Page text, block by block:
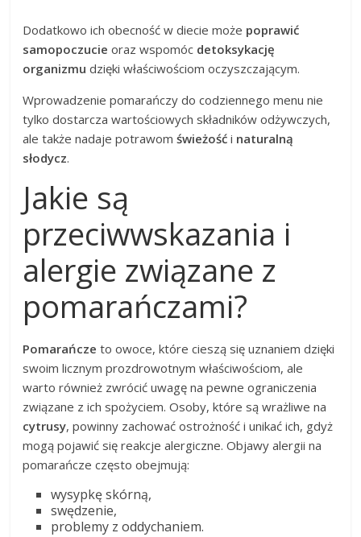
Dodatkowo ich obecność w diecie może poprawić
samopoczucie oraz wspomóc detoksykację
organizmu dzięki właściwościom oczyszczającym.
Wprowadzenie pomarańczy do codziennego menu nie
tylko dostarcza wartościowych składników odżywczych,
ale także nadaje potrawomświeżość i naturalną
słodycz.
Jakie są
przeciwwskazania i
alergie związane z
pomarańczami?
Pomarańcze to owoce, które cieszą się uznaniem dzięki
swoim licznym prozdrowotnym właściwościom, ale
warto również zwrócić uwagę na pewne ograniczenia
związane z ich spożyciem. Osoby, które są wrażliwe na
cytrusy, powinny zachować ostrożność i unikać ich, gdyż
mogą pojawić się reakcje alergiczne. Objawy alergii na
pomarańcze często obejmują:
wysypkę skórną,
swędzenie,
problemy z oddychaniem.